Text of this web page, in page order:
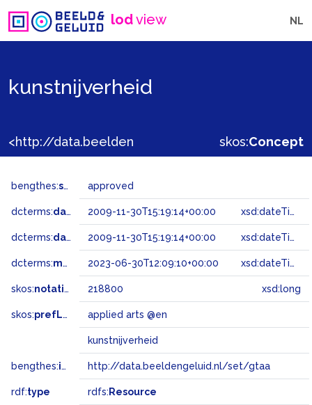
lodview NL
kunstnijverheid
skos:Concept
bengthes:status approved
dcterms:dateAccepted 2009-11-30T15:19:14+00:00 xsd:dateTime
dcterms:dateSubmitted 2009-11-30T15:19:14+00:00 xsd:dateTime
dcterms:modified 2023-06-30T12:09:10+00:00 xsd:dateTime
skos:notation 218800 xsd:long
skos:prefLabel applied arts @en
kunstnijverheid
bengthes:inSet http://data.beeldengeluid.nl/set/gtaa
rdf:type rdfs: Resource